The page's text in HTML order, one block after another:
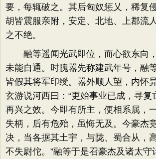
要，每辄破之。其后匈奴惩乂，稀复
胡皆震服亲附，安定、北地、上郡流
之不绝。
融等遥闻光武即位，而心欲东向，
未能自通。时隗嚣先称建武年号，融
皆假其将军印绶。嚣外顺人望，内怀
玄游说河西曰：“更始事业已成，寻复
再兴之效。今即有所主，便相系属，
失柄，后有危殆，虽悔无及。今豪杰
决，当各据其土宇，与陇、蜀合从，
不失尉佗。”融等于是召豪杰及诸太守